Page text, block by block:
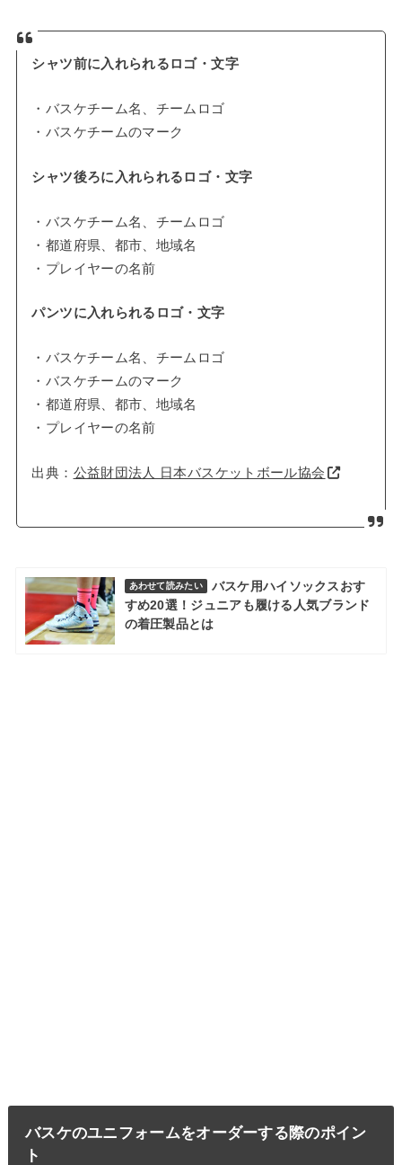
シャツ前に入れられるロゴ・文字
・バスケチーム名、チームロゴ
・バスケチームのマーク
シャツ後ろに入れられるロゴ・文字
・バスケチーム名、チームロゴ
・都道府県、都市、地域名
・プレイヤーの名前
パンツに入れられるロゴ・文字
・バスケチーム名、チームロゴ
・バスケチームのマーク
・都道府県、都市、地域名
・プレイヤーの名前
出典： 公益財団法人 日本バスケットボール協会
あわせて読みたい
バスケ用ハイソックスおす
すめ20選！ジュニアも履ける人気ブランド
の着圧製品とは
バスケのユニフォームをオーダーする際のポイン
ト